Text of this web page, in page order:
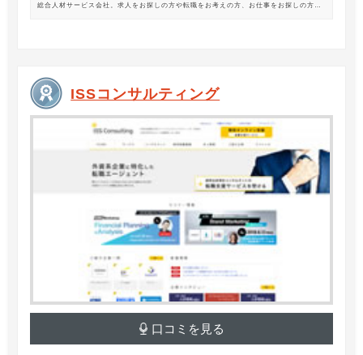
総合人材サービス会社。求人をお探しの方や転職をお考えの方、お仕事をお探しの方に
ISSコンサルティング
口コミを見る